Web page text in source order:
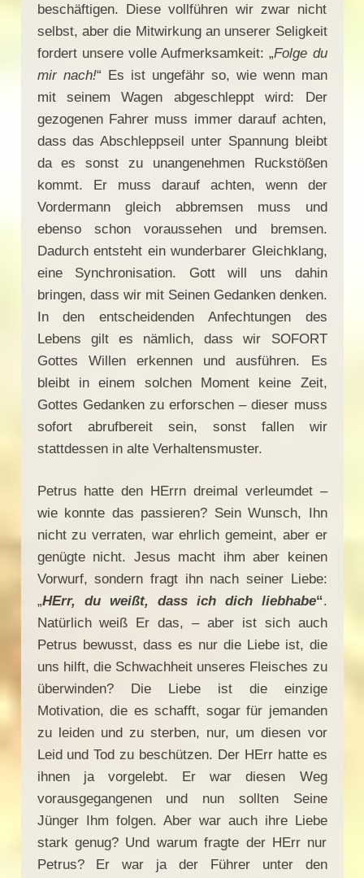
beschäftigen. Diese vollführen wir zwar nicht
selbst, aber die Mitwirkung an unserer Seligkeit
fordert unsere volle Aufmerksamkeit: „Folge du
mir nach!“ Es ist ungefähr so, wie wenn man
mit seinem Wagen abgeschleppt wird: Der
gezogenen Fahrer muss immer darauf achten,
dass das Abschleppseil unter Spannung bleibt
da es sonst zu unangenehmen Ruckstößen
kommt. Er muss darauf achten, wenn der
Vordermann gleich abbremsen muss und
ebenso schon voraussehen und bremsen.
Dadurch entsteht ein wunderbarer Gleichklang,
eine Synchronisation. Gott will uns dahin
bringen, dass wir mit Seinen Gedanken denken.
In den entscheidenden Anfechtungen des
Lebens gilt es nämlich, dass wir SOFORT
Gottes Willen erkennen und ausführen. Es
bleibt in einem solchen Moment keine Zeit,
Gottes Gedanken zu erforschen – dieser muss
sofort abrufbereit sein, sonst fallen wir
stattdessen in alte Verhaltensmuster.
Petrus hatte den HErrn dreimal verleumdet –
wie konnte das passieren? Sein Wunsch, Ihn
nicht zu verraten, war ehrlich gemeint, aber er
genügte nicht. Jesus macht ihm aber keinen
Vorwurf, sondern fragt ihn nach seiner Liebe:
„HErr, du weißt, dass ich dich liebhabe“.
Natürlich weiß Er das, – aber ist sich auch
Petrus bewusst, dass es nur die Liebe ist, die
uns hilft, die Schwachheit unseres Fleisches zu
überwinden? Die Liebe ist die einzige
Motivation, die es schafft, sogar für jemanden
zu leiden und zu sterben, nur, um diesen vor
Leid und Tod zu beschützen. Der HErr hatte es
ihnen ja vorgelebt. Er war diesen Weg
vorausgegangenen und nun sollten Seine
Jünger Ihm folgen. Aber war auch ihre Liebe
stark genug? Und warum fragte der HErr nur
Petrus? Er war ja der Führer unter den